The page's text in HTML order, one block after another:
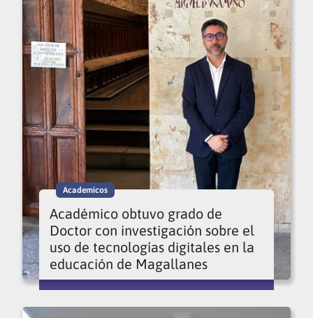
Academicos
Académico obtuvo grado de
Doctor con investigación sobre el
uso de tecnologías digitales en la
educación de Magallanes